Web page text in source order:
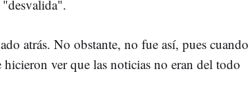
"desvalida".
atrás. No obstante, no fue así, pues cuando
ver que las noticias no eran del todo